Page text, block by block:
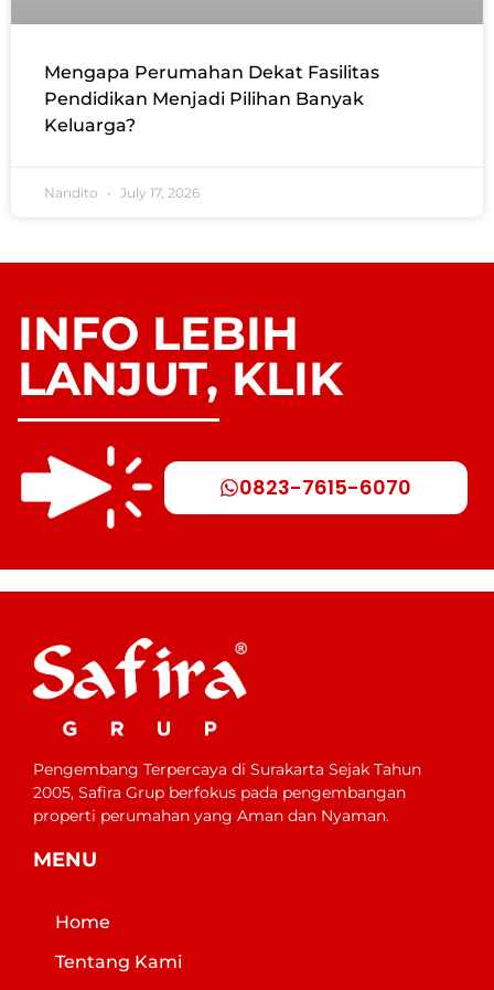
Mengapa Perumahan Dekat Fasilitas
Pendidikan Menjadi Pilihan Banyak
Keluarga?
Nandito July 17, 2026
INFO LEBIH
LANJUT, KLIK
0823-7615-6070
Pengembang Terpercaya di Surakarta Sejak Tahun
2005, Safira Grup berfokus pada pengembangan
properti perumahan yang Aman dan Nyaman.
MENU
Home
Tentang Kami